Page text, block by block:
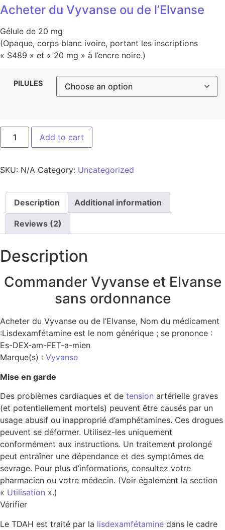
rating
Acheter du Vyvanse ou de l’Elvanse
Gélule de 20 mg
(Opaque, corps blanc ivoire, portant les inscriptions
« S489 » et « 20 mg » à l’encre noire.)
PILULES
Add to cart
SKU: N/A Category: Uncategorized
Description Additional information
Reviews (2)
Description
Commander Vyvanse et Elvanse
sans ordonnance
Acheter du Vyvanse ou de l’Elvanse, Nom du médicament
:Lisdexamfétamine est le nom générique ; se prononce :
Es-DEX-am-FET-a-mien
Marque(s) : Vyvanse
Mise en garde
Des problèmes cardiaques et de tension artérielle graves
(et potentiellement mortels) peuvent être causés par un
usage abusif ou inapproprié d’amphétamines. Ces drogues
peuvent se déformer. Utilisez-les uniquement
conformément aux instructions. Un traitement prolongé
peut entraîner une dépendance et des symptômes de
sevrage. Pour plus d’informations, consultez votre
pharmacien ou votre médecin. (Voir également la section
« Utilisation ».)
Vérifier
Le TDAH est traité par la lisdexamfétamine dans le cadre